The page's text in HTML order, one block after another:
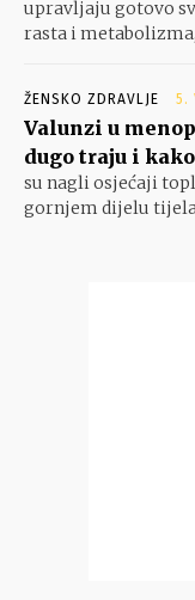
upravljaju gotovo
rasta i
ŽENSKO ZDRAVLJE 5.
Valunzi u
dugo traju i
su nagli osjećaji
gornjem dijelu